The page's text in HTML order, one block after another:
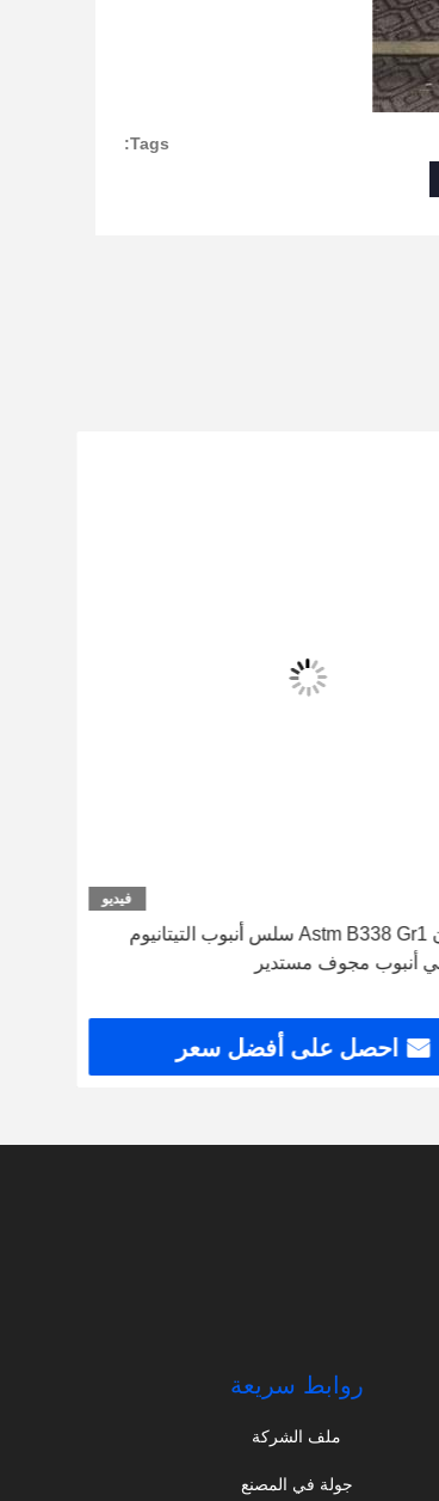
Tags:
فيديو
خفيفة الوزن Astm B338 Gr1 سلس أنبوب التيتانيوم
أنبوب مجوف مستدير
احصل على أفضل سعر
روابط سريعة
ملف الشركة
جولة في المصنع